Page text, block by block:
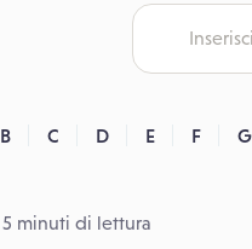
B C D E F G
5 minuti di lettura